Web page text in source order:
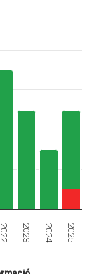
2022 2023 2024 2025